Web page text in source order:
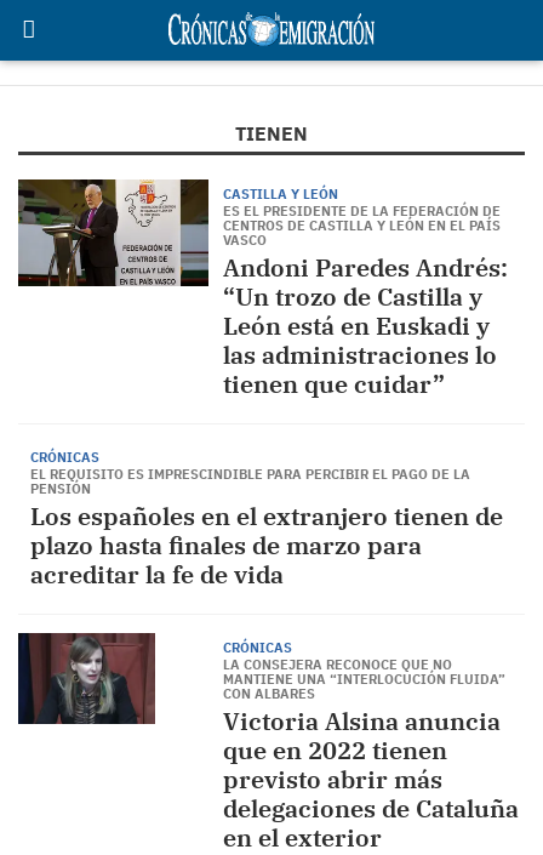
TIENEN
CASTILLA Y LEÓN
ES EL PRESIDENTE DE LA FEDERACIÓN DE
CENTROS DE CASTILLA Y LEÓN EN EL PAÍS
VASCO
Andoni Paredes Andrés:
“Un trozo de Castilla y
León está en Euskadi y
las administraciones lo
tienen que cuidar”
CRÓNICAS
EL REQUISITO ES IMPRESCINDIBLE PARA PERCIBIR EL PAGO DE LA
PENSIÓN
Los españoles en el extranjero tienen de
plazo hasta finales de marzo para
acreditar la fe de vida
CRÓNICAS
LA CONSEJERA RECONOCE QUE NO
MANTIENE UNA “INTERLOCUCIÓN FLUIDA”
CON ALBARES
Victoria Alsina anuncia
que en 2022 tienen
previsto abrir más
delegaciones de Cataluña
en el exterior